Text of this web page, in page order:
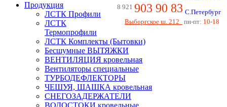
8 921 903 90 83 С.Петербург
Выборгское ш. 212
пн-пт: 10-18
Продукция
ЛСТК Профили
ЛСТК
Термопрофили
ЛСТК Комплекты (Бытовки)
Бесшумные ВЫТЯЖКИ
ВЕНТИЛЯЦИЯ кровельная
Вентиляторы специальные
ТУРБОДЕФЛЕКТОРЫ
ЧЕШУЯ, ШАШКА кровельная
СНЕГОЗАДЕРЖАТЕЛИ
ВОДОСТОКИ кровельные